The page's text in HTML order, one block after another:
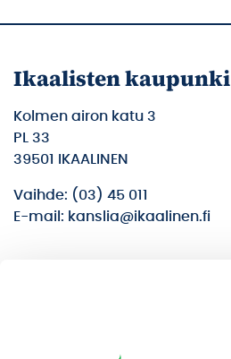
Ikaalisten kaupunki
Kolmen airon katu 3
PL 33
39501 IKAALINEN
Vaihde: (03) 45 011
E-mail: kanslia@ikaalinen.fi